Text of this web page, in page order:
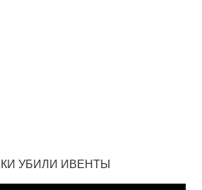
УБИЛИ ИВЕНТЫ